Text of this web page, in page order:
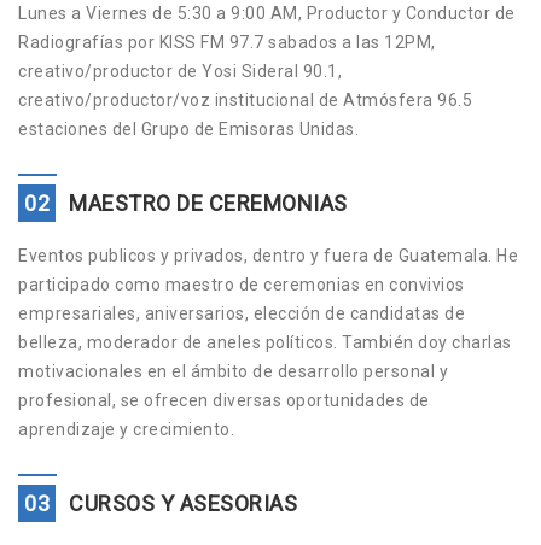
Lunes a Viernes de 5:30 a 9:00 AM, Productor y Conductor de
Radiografías por KISS FM 97.7 sabados a las 12PM,
creativo/productor de Yosi Sideral 90.1,
creativo/productor/voz institucional de Atmósfera 96.5
estaciones del Grupo de Emisoras Unidas.
02 MAESTRO DE CEREMONIAS
Eventos publicos y privados, dentro y fuera de Guatemala. He
participado como maestro de ceremonias en convivios
empresariales, aniversarios, elección de candidatas de
belleza, moderador de aneles políticos. También doy charlas
motivacionales en el ámbito de desarrollo personal y
profesional, se ofrecen diversas oportunidades de
aprendizaje y crecimiento.
03 CURSOS Y ASESORIAS